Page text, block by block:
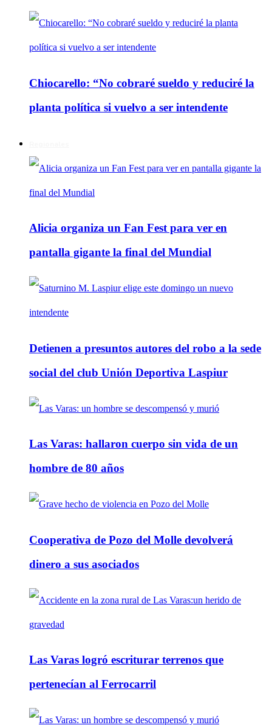
Chiocarello: “No cobraré sueldo y reduciré la
planta política si vuelvo a ser intendente
Alicia organiza un Fan Fest para ver en
pantalla gigante la final del Mundial
Detienen a presuntos autores del robo a la sede
social del club Unión Deportiva Laspiur
Las Varas: hallaron cuerpo sin vida de un
hombre de 80 años
Cooperativa de Pozo del Molle devolverá
dinero a sus asociados
Las Varas logró escriturar terrenos que
pertenecían al Ferrocarril